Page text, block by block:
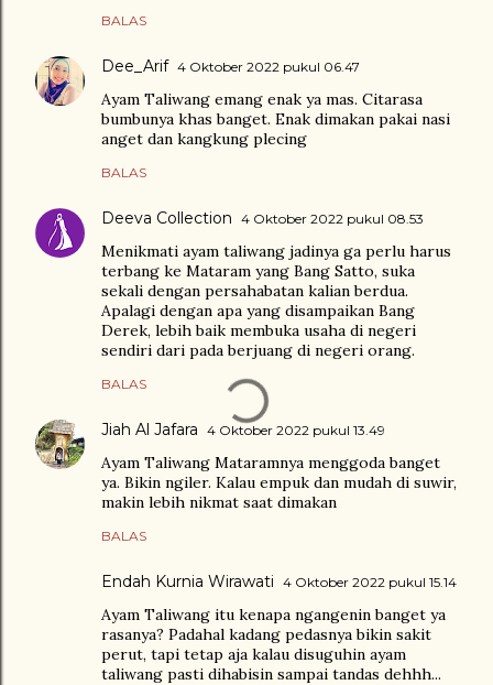
BALAS
Dee_Arif 4 Oktober 2022 pukul 06.47
Ayam Taliwang emang enak ya mas. Citarasa
bumbunya khas banget. Enak dimakan pakai nasi
anget dan kangkung plecing
BALAS
Deeva Collection 4 Oktober 2022 pukul 08.53
Menikmati ayam taliwang jadinya ga perlu harus
terbang ke Mataram yang Bang Satto, suka
sekali dengan persahabatan kalian berdua.
Apalagi dengan apa yang disampaikan Bang
Derek, lebih baik membuka usaha di negeri
sendiri dari pada berjuang di negeri orang.
BALAS
Jiah Al Jafara 4 Oktober 2022 pukul 13.49
Ayam Taliwang Mataramnya menggoda banget
ya. Bikin ngiler. Kalau empuk dan mudah di suwir,
makin lebih nikmat saat dimakan
BALAS
Endah Kurnia Wirawati 4 Oktober 2022 pukul 15.14
Ayam Taliwang itu kenapa ngangenin banget ya
rasanya? Padahal kadang pedasnya bikin sakit
perut, tapi tetap aja kalau disuguhin ayam
taliwang pasti dihabisin sampai tandas dehhh...